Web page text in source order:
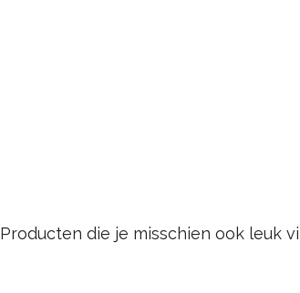
Producten die je misschien ook leuk